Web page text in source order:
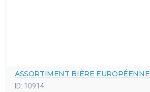
ASSORTIMENT BIÈRE EUROPÉENNE
ID: 10914